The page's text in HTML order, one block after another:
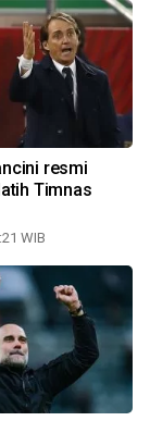
resmi
Timnas
WIB